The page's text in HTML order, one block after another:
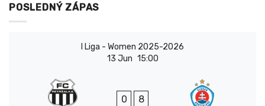
POSLEDNÝ ZÁPAS
I Liga - Women 2025-2026
13 Jun 15:00
0 8